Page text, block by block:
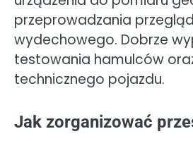
przeprowadzania
wydechowego. Dobrze
testowania hamulców
technicznego pojazdu.
Jak zorganizować